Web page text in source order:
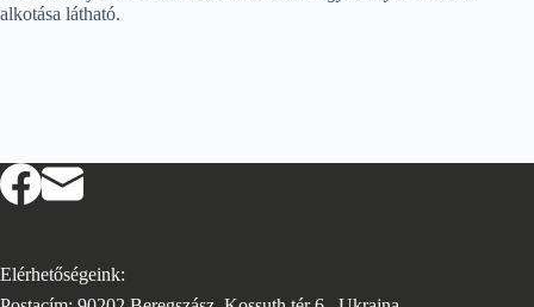
alkotása látható.
Elérhetőségeink: